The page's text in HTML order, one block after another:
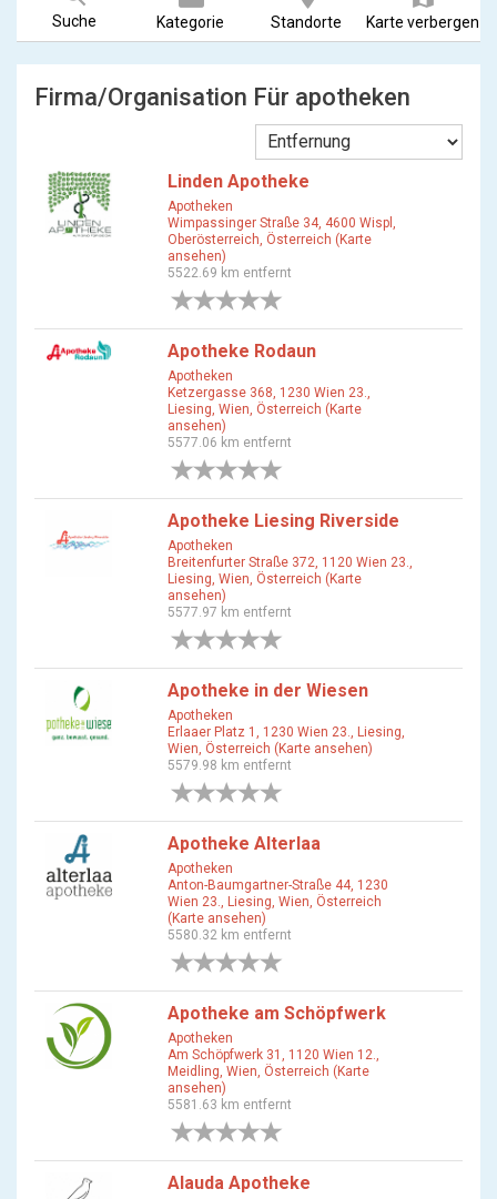
Suche Kategorie Standorte Karte verbergen
Firma/Organisation Für apotheken
Linden Apotheke
Apotheken
Wimpassinger Straße 34, 4600 Wispl,
Oberösterreich, Österreich (Karte
ansehen)
5522.69 km entfernt
Apotheke Rodaun
Apotheken
Ketzergasse 368, 1230 Wien 23.,
Liesing, Wien, Österreich (Karte
ansehen)
5577.06 km entfernt
Apotheke Liesing Riverside
Apotheken
Breitenfurter Straße 372, 1120 Wien 23.,
Liesing, Wien, Österreich (Karte
ansehen)
5577.97 km entfernt
Apotheke in der Wiesen
Apotheken
Erlaaer Platz 1, 1230 Wien 23., Liesing,
Wien, Österreich (Karte ansehen)
5579.98 km entfernt
Apotheke Alterlaa
Apotheken
Anton-Baumgartner-Straße 44, 1230
Wien 23., Liesing, Wien, Österreich
(Karte ansehen)
5580.32 km entfernt
Apotheke am Schöpfwerk
Apotheken
Am Schöpfwerk 31, 1120 Wien 12.,
Meidling, Wien, Österreich (Karte
ansehen)
5581.63 km entfernt
Alauda Apotheke